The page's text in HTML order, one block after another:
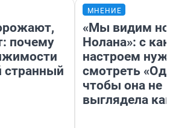
почему
странный
МНЕНИЕ
«Мы видим
Нолана»: с
настроем
смотреть
чтобы она не
выглядела как